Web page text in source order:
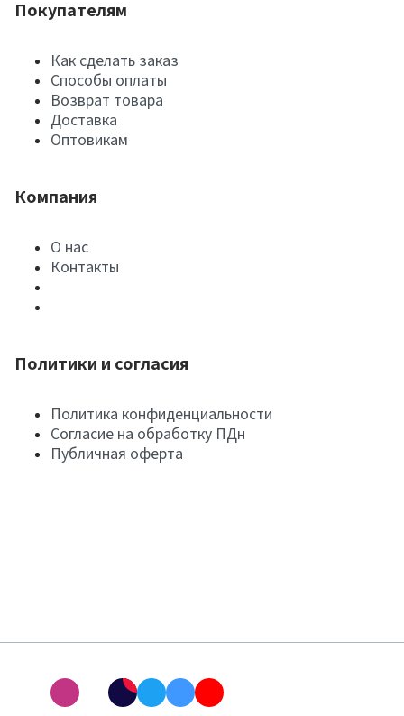
Покупателям
Как сделать заказ
Способы оплаты
Возврат товара
Доставка
Оптовикам
Компания
О нас
Контакты
Политики и согласия
Политика конфиденциальности
Согласие на обработку ПДн
Публичная оферта